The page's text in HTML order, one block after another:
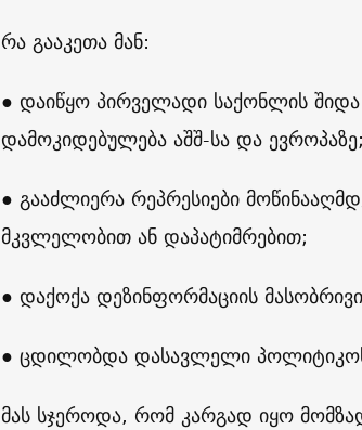
რა გააკეთა მან:
● დაიწყო პირველადი საქონლის
დამოკიდებულება აშშ-სა და ევროპაზე;
● გააძლიერა რეპრესიები
მკვლელობით ან დაპატიმრებით;
● დაქოქა დეზინფორმაციის
● ცდილობდა დასავლელი
მას სჯეროდა, რომ კარგად იყო